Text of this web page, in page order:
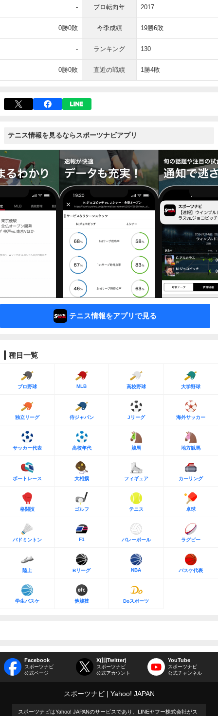
- プロ転向年 2017
0勝0敗 今季成績 19勝6敗
- ランキング 130
0勝0敗 直近の戦績 1勝4敗
テニス情報を見るならスポーツナビアプリ
テニス情報をアプリで見る
種目一覧
プロ野球 MLB 高校野球 大学野球
独立リーグ 侍ジャパン Jリーグ 海外サッカー
サッカー代表 高校年代 競馬 地方競馬
ボートレース 大相撲 フィギュア カーリング
格闘技 ゴルフ テニス 卓球
バドミントン F1 バレーボール ラグビー
陸上 Bリーグ NBA バスケ代表
学生バスケ 他競技 Doスポーツ
Facebook
スポーツナビ
公式ページ
X(旧Twitter)
スポーツナビ
公式アカウント
YouTube
スポーツナビ
公式チャンネル
スポーツナビ Yahoo! JAPAN
スポーツナビはYahoo! JAPANのサービスであり、LINEヤフー株式会社がス